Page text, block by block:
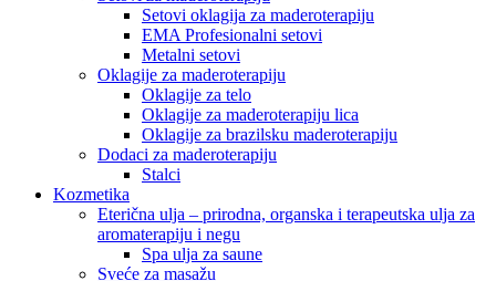
Setovi oklagija za maderoterapiju
EMA Profesionalni setovi
Metalni setovi
Oklagije za maderoterapiju
Oklagije za telo
Oklagije za maderoterapiju lica
Oklagije za brazilsku maderoterapiju
Dodaci za maderoterapiju
Stalci
Kozmetika
Eterična ulja – prirodna, organska i terapeutska ulja za
aromaterapiju i negu
Spa ulja za saune
Sveće za masažu